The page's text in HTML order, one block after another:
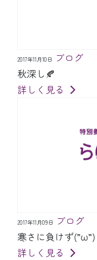
2017年11月10日
ブログ
秋深し🍂
詳しく見る
2017年11月09日
ブログ
寒さに負けず(”ω”)
詳しく見る